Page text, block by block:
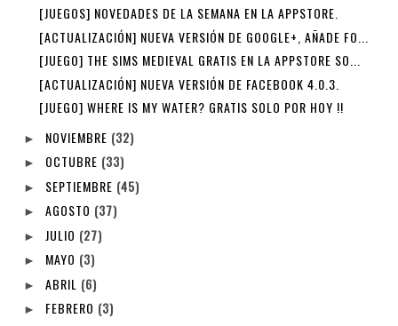
[JUEGOS] NOVEDADES DE LA SEMANA EN LA APPSTORE.
[ACTUALIZACIÓN] NUEVA VERSIÓN DE GOOGLE+, AÑADE FO...
[JUEGO] THE SIMS MEDIEVAL GRATIS EN LA APPSTORE SO...
[ACTUALIZACIÓN] NUEVA VERSIÓN DE FACEBOOK 4.0.3.
[JUEGO] WHERE IS MY WATER? GRATIS SOLO POR HOY !!
► NOVIEMBRE (32)
► OCTUBRE (33)
► SEPTIEMBRE (45)
► AGOSTO (37)
► JULIO (27)
► MAYO (3)
► ABRIL (6)
► FEBRERO (3)